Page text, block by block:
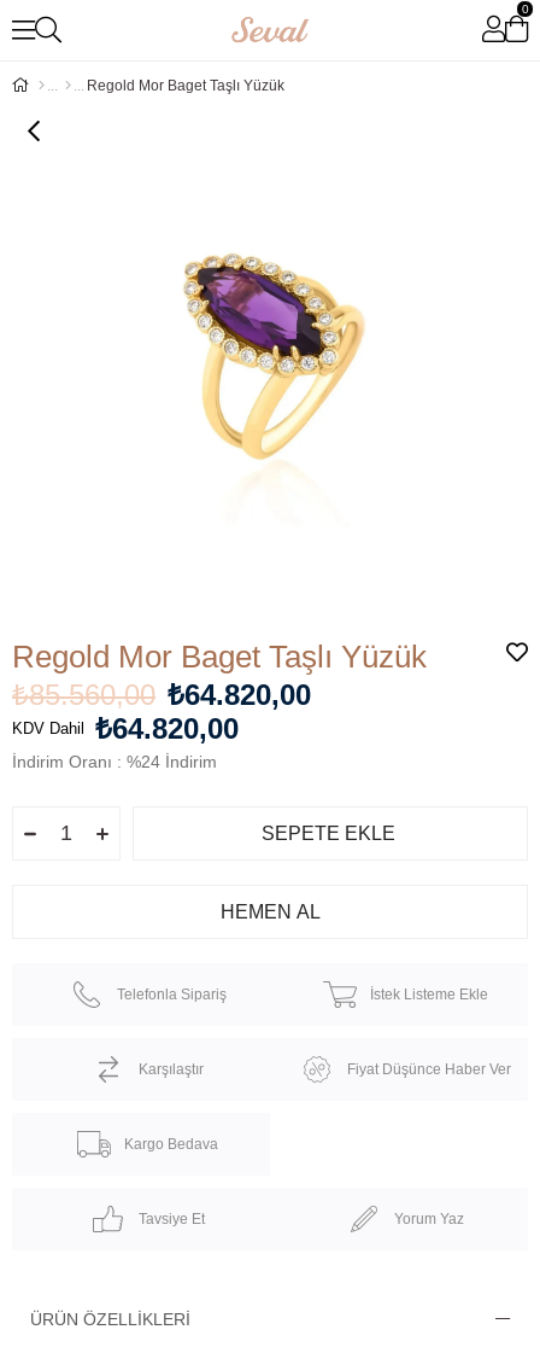
0
Regold Mor Baget Taşlı Yüzük
Regold Mor Baget Taşlı Yüzük
₺85.560,00 ₺64.820,00
KDV Dahil ₺64.820,00
İndirim Oranı : %24 İndirim
Telefonla Sipariş İstek Listeme Ekle
Karşılaştır Fiyat Düşünce Haber Ver
Kargo Bedava
Tavsiye Et Yorum Yaz
ÜRÜN ÖZELLIKLERI